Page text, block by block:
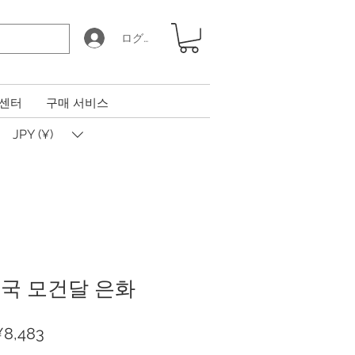
ログイン
터 구매 서비스
JPY (¥)
모건달 은화